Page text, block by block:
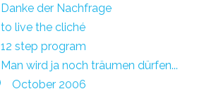
Danke der Nachfrage
to live the cliché
12 step program
Man wird ja noch träumen dürfen...
October 2006